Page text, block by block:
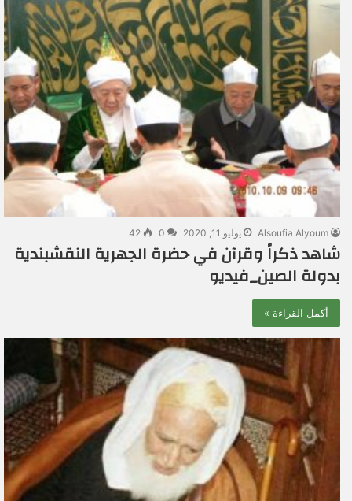
Alsoufia Alyoum يوليو 11, 2020 0
42
شاهد ذكراً وقرآن في حضرة الجهرية النقشبندية
بدولة الصين_فيديو
أكمل القراءة »